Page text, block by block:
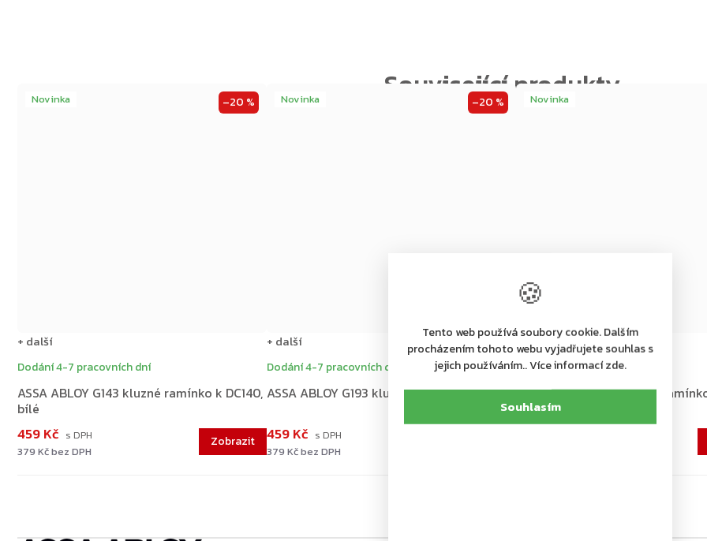
🍪
Tento web používá soubory cookie. Dalším
procházením tohoto webu vyjadřujete souhlas s
jejich používáním.. Více informací zde.
Souhlasím
Novinka –20 %
ASSA ABLOY G143 kluzné ramínko k DC140,
bílé
Dodání 4-7 pracovních dní
379 Kč bez DPH
459 Kč
+ další
Novinka –20 %
ASSA ABLOY G193 kluzné ramínko, bílé
Dodání 4-7 pracovních dní
379 Kč bez DPH
459 Kč
+ další
Novinka
ASSA ABLOY G195 kluzné
krytem, bílé
Dodání 4-7 pracovních dní
+ další